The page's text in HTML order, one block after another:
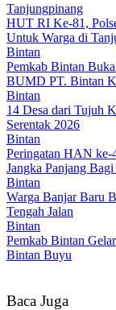
Tanjungpinang
HUT RI Ke-81,
Untuk Warga di
Bintan
Pemkab Bintan
BUMD PT. Bintan
Bintan
14 Desa dari Tujuh
Serentak 2026
Bintan
Peringatan HAN ke-
Jangka Panjang Bagi
Bintan
Warga Banjar Baru
Tengah Jalan
Bintan
Pemkab Bintan
Bintan Buyu
Baca Juga